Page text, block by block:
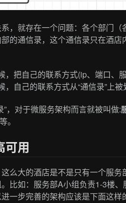
，就存在一个问题：各个部门
的通信录，这个通信录只在酒
，把自己的联系方式(ip、端口、
，自己的联系方式从“通信录”上被
”，对于微服务架构而言就被叫做:
。
可用
么大的酒店是不是只有一个服
比如：服务部A小组负责1-3楼
一步完善的架构应该是下面这样